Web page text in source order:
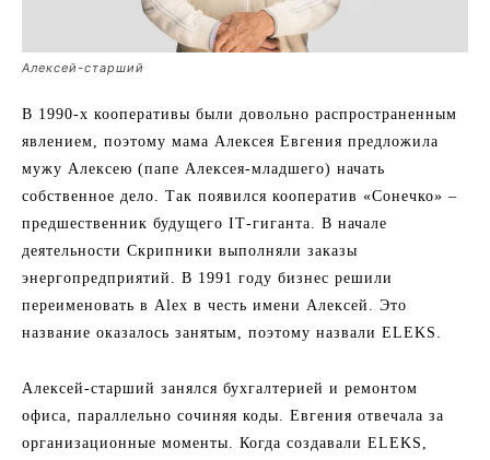
Алексей-старший
В 1990-х кооперативы были довольно распространенным
явлением, поэтому мама Алексея Евгения предложила
мужу Алексею (папе Алексея-младшего) начать
собственное дело. Так появился кооператив «Сонечко» –
предшественник будущего ІТ-гиганта. В начале
деятельности Скрипники выполняли заказы
энергопредприятий. В 1991 году бизнес решили
переименовать в Alex в честь имени Алексей. Это
название оказалось занятым, поэтому назвали ELEKS.
Алексей-старший занялся бухгалтерией и ремонтом
офиса, параллельно сочиняя коды. Евгения отвечала за
организационные моменты. Когда создавали ELEKS,